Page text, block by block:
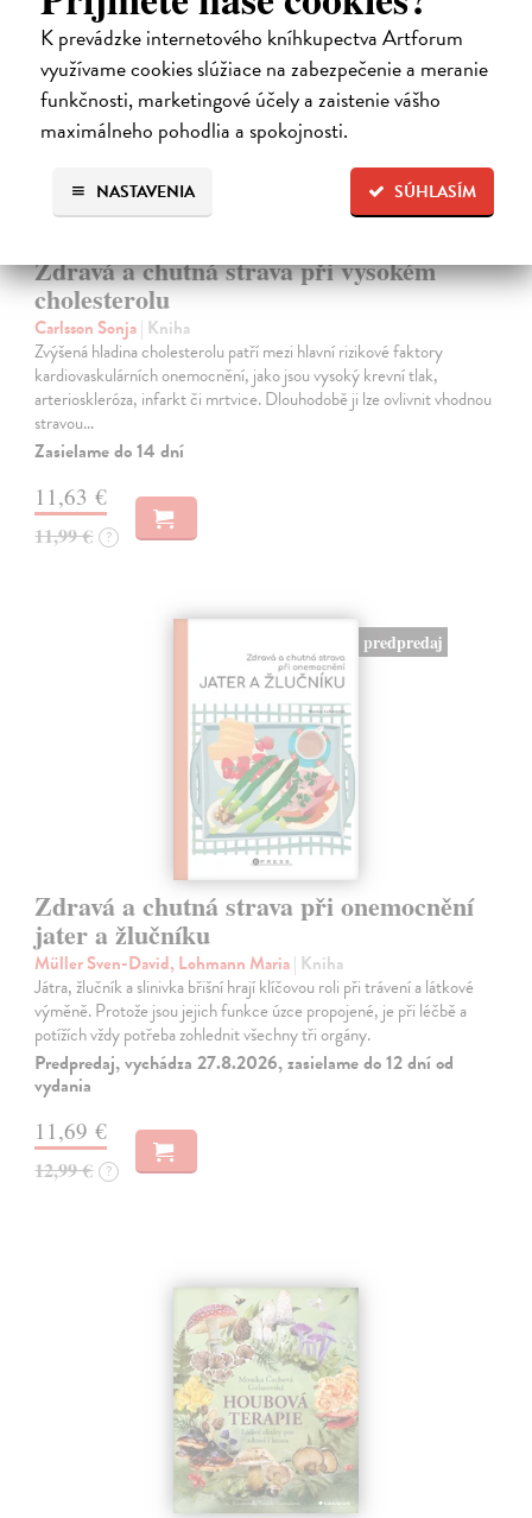
K prevádzke internetového kníhkupectva Artforum
využívame cookies slúžiace na zabezpečenie a meranie
funkčnosti, marketingové účely a zaistenie vášho
maximálneho pohodlia a spokojnosti.
SÚHLASÍM
NASTAVENIA
novinka
Zdravá a chutná strava při vysokém
cholesterolu
Carlsson Sonja| Kniha
Zvýšená hladina cholesterolu patří mezi hlavní rizikové faktory
kardiovaskulárních onemocnění, jako jsou vysoký krevní tlak,
arterioskleróza, infarkt či mrtvice. Dlouhodobě ji lze ovlivnit vhodnou
stravou…
Zasielame do 14 dní
11,63 €
11,99 € ?
predpredaj
Zdravá a chutná strava při onemocnění
jater a žlučníku
Müller Sven-David, Lohmann Maria| Kniha
Játra, žlučník a slinivka břišní hrají klíčovou roli při trávení a látkové
výměně. Protože jsou jejich funkce úzce propojené, je při léčbě a
potížích vždy potřeba zohlednit všechny tři orgány.
Predpredaj, vychádza 27.8.2026, zasielame do 12 dní od
vydania
11,69 €
12,99 € ?